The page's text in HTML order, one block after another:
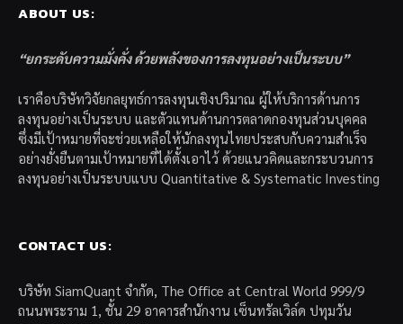
ABOUT US:
“ยกระดับความมั่งคั่ง ด้วยพลังของการลงทุนอย่างเป็นระบบ”
เราคือบริษัทวิจัยกลยุทธ์การลงทุนเชิงปริมาณ ผู้ให้บริการด้านการ
ลงทุนอย่างเป็นระบบ และตัวแทนด้านการตลาดกองทุนส่วนบุคคล
ซึ่งมีเป้าหมายที่จะช่วยเหลือให้นักลงทุนไทยประสบกับความสำเร็จ
อย่างยั่งยืนตามเป้าหมายที่ได้ตั้งเอาไว้ ด้วยแนวคิดและกระบวนการ
ลงทุนอย่างเป็นระบบแบบ Quantitative & Systematic Investing
CONTACT US:
บริษัท SiamQuant จำกัด, The Office at Central World 999/9
ถนนพระราม 1, ชั้น 29 อาคารสำนักงาน เซ็นทรัลเวิล์ด ปทุมวัน